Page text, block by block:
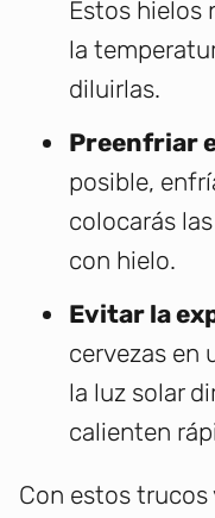
Estos hielos
la
diluirlas.
Preenfriar
posible,
colocarás
con hielo.
Evitar la
cervezas en
la luz solar
calienten
Con estos trucos